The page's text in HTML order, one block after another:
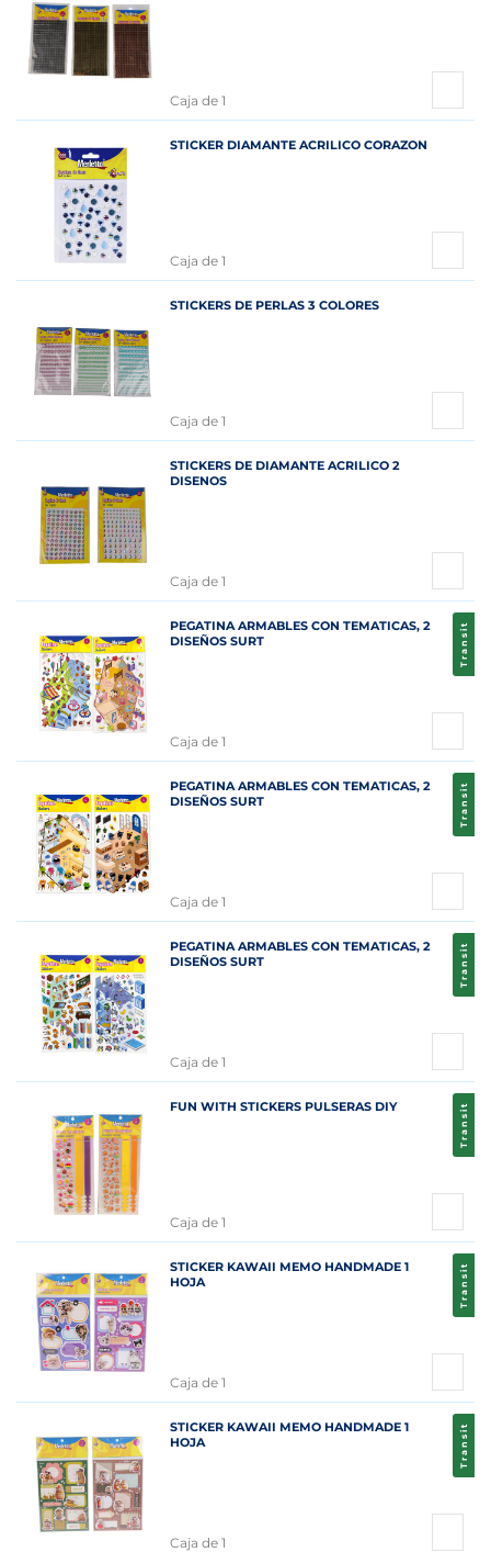
Caja de 1
STICKER DIAMANTE ACRILICO CORAZON
Caja de 1
STICKERS DE PERLAS 3 COLORES
Caja de 1
STICKERS DE DIAMANTE ACRILICO 2
DISENOS
Caja de 1
Transit
PEGATINA ARMABLES CON TEMATICAS, 2
DISEÑOS SURT
Caja de 1
Transit
PEGATINA ARMABLES CON TEMATICAS, 2
DISEÑOS SURT
Caja de 1
Transit
PEGATINA ARMABLES CON TEMATICAS, 2
DISEÑOS SURT
Caja de 1
Transit
FUN WITH STICKERS PULSERAS DIY
Caja de 1
Transit
STICKER KAWAII MEMO HANDMADE 1
HOJA
Caja de 1
Transit
STICKER KAWAII MEMO HANDMADE 1
HOJA
Caja de 1